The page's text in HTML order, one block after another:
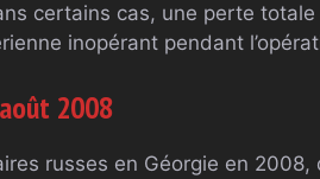
certains cas, une perte
inopérant pendant
2008
russes en Géorgie en